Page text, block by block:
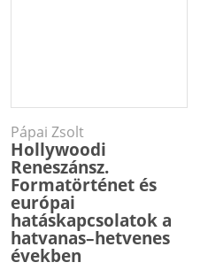
Pápai Zsolt
Hollywoodi
Reneszánsz.
Formatörténet és
európai
hatáskapcsolatok a
hatvanas–hetvenes
években